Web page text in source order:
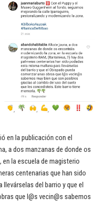
en la publicación con el
a dos manzanas de donde os
la escuela de magisterio
centenarias que han sido
del barrio y que el
que l@s vecin@s sabemos